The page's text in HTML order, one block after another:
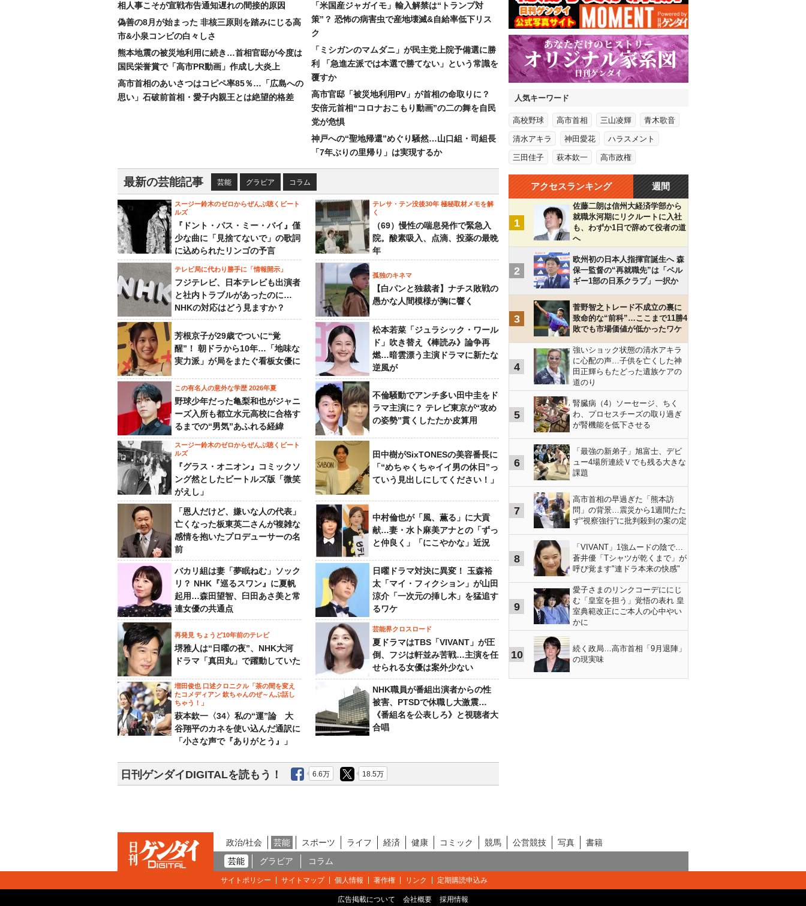
相人事こそが宣戦布告通知遅れの間接的原因
偽善の8月が始まった 非核三原則を踏みにじる高
市&小泉コンビの白々しさ
熊本地震の被災地利用に続き…首相官邸が今度は
国民栄誉賞で「高市PR動画」作成し大炎上
高市首相のあいさつはコピペ率85％…「広島への
思い」石破前首相・愛子内親王とは絶望的格差
「米国産ジャガイモ」輸入解禁は“トランプ対
策”？ 恐怖の病害虫で産地壊滅&自給率低下リス
ク
「ミシガンのマムダニ」が民主党上院予備選に勝
利 「急進左派では本選で勝てない」という常識を
覆すか
高市官邸「被災地利用PV」が首相の命取りに？
安倍元首相“コロナおこもり動画”の二の舞を自民
党が危惧
神戸への“聖地帰還”めぐり騒然…山口組・司組長
「7年ぶりの里帰り」は実現するか
最新の芸能記事 芸能 グラビア コラム
スージー鈴木のゼロからぜんぶ聴くビート
ルズ
『ドント・パス・ミー・バイ』僅
少な曲に「見捨てないで」の歌詞
に込められたリンゴの予言
テレサ・テン没後30年 極秘取材メモを解
く
（69）慢性の喘息発作で緊急入
院。酸素吸入、点滴、投薬の最晩
年
テレビ局に代わり勝手に「情報開示」
フジテレビ、日本テレビも出演者
と社内トラブルがあったのに…
NHKの対応はどう見ますか？
孤独のキネマ
【白パンと独裁者】ナチス敗戦の
愚かな人間模様が胸に響く
芳根京子が29歳でついに“覚
醒”！ 朝ドラから10年…「地味な
実力派」が局をまたぐ看板女優に
松本若菜「ジュラシック・ワール
ド」吹き替え《棒読み》論争再
燃…暗雲漂う主演ドラマに新たな
逆風が
この有名人の意外な学歴 2026年夏
野球少年だった亀梨和也がジャニ
ーズ入所も都立水元高校に合格す
るまでの“男気”あふれる経緯
不倫騒動でアンチ多い田中圭をド
ラマ主演に？ テレビ東京が“攻め
の姿勢”貫くしたたか皮算用
スージー鈴木のゼロからぜんぶ聴くビート
ルズ
『グラス・オニオン』コミックソ
ング然としたビートルズ版「微笑
がえし」
田中樹がSixTONESの美容番長に
「“めちゃくちゃイイ男の休日”っ
ていう見出しにしてください！」
「恩人だけど、嫌いな人の代表」
亡くなった板東英二さんが複雑な
感情を抱いたプロデューサーの名
前
中村倫也が「風、薫る」に大貢
献…妻・水卜麻美アナとの「ずっ
と仲良く」「にこやかな」近況
バカリ組は妻「夢眠ねむ」ソック
リ？ NHK『巡るスワン』に夏帆
起用…森田望智、臼田あさ美と常
連女優の共通点
日曜ドラマ対決に異変！ 玉森裕
太「マイ・フィクション」が山田
涼介「一次元の挿し木」を猛追す
るワケ
再発見 ちょうど10年前のテレビ
堺雅人は“日曜の夜”、NHK大河
ドラマ「真田丸」で躍動していた
芸能界クロスロード
夏ドラマはTBS「VIVANT」が圧
倒、フジは軒並み苦戦…主演を任
せられる女優は案外少ない
増田俊也 口述クロニクル「茶の間を変え
たコメディアン 欽ちゃんのぜ～んぶ話し
ちゃう！」
萩本欽一〈34〉私の“運”論 大
谷翔平のカネを使い込んだ通訳に
「小さな声で『ありがとう』」
NHK職員が番組出演者からの性
被害、PTSDで休職し大激震…
《番組名を公表しろ》と視聴者大
合唱
日刊ゲンダイDIGITALを読もう！ 6.6万 18.5万
人気キーワード
高校野球 高市首相 三山凌輝 青木歌音
清水アキラ 神田愛花 ハラスメント
三田佳子 萩本欽一 高市政権
アクセスランキング 週間
1
佐藤二朗は信州大経済学部から
就職氷河期にリクルートに入社
も、わずか1日で辞めて役者の道
へ
2
欧州初の日本人指揮官誕生へ 森
保一監督の“再就職先”は「ベル
ギー1部の日系クラブ」一択か
3
菅野智之トレード不成立の裏に
致命的な“前科”…ここまで11勝4
敗でも市場価値が低かったワケ
4
強いショック状態の清水アキラ
に心配の声…子供を亡くした神
田正輝らもたどった遺族ケアの
道のり
5
腎臓病（4）ソーセージ、ちく
わ、プロセスチーズの取り過ぎ
が腎機能を低下させる
6
「最強の新弟子」旭富士、デビ
ュー4場所連続Ｖでも残る大きな
課題
7
高市首相の早過ぎた「熊本訪
問」の背景…震災から1週間たた
ず“視察強行”に批判殺到の案の定
8
「VIVANT」1強ムードの陰で…
蒼井優「Tシャツが乾くまで」が
呼び覚ます"連ドラ本来の快感"
9
愛子さまのリンクコーデににじ
む「皇室を担う」覚悟の表れ 皇
室典範改正にご本人の心中やい
かに
10
続く政局…高市首相「9月退陣」
の現実味
政治/社会 芸能 スポーツ ライフ 経済 健康 コミック 競馬 公営競技 写真
書籍
芸能
グラビア コラム
サイトポリシー サイトマップ 個人情報 著作権 リンク 定期購読申込み
広告掲載について 会社概要 採用情報